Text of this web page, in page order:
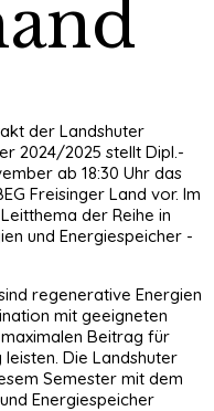
der Landshuter
2024/2025 stellt Dipl.-
ab 18:30 Uhr das
Freisinger Land vor. Im
der Reihe in
und Energiespeicher -
regenerative Energien
mit geeigneten
Beitrag für
Die Landshuter
Semester mit dem
Energiespeicher